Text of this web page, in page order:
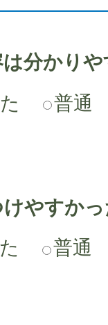
分かり
普通
やすか
普通